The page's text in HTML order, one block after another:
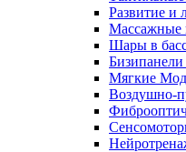
Развитие и
Массажные
Шары в
Мягкие
Воздушно-